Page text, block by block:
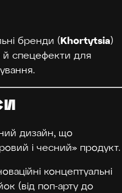
бренди (Khortytsia)
й спецефекти для
дизайн, що
і чесний» продукт.
концептуальні
(від поп-арту до